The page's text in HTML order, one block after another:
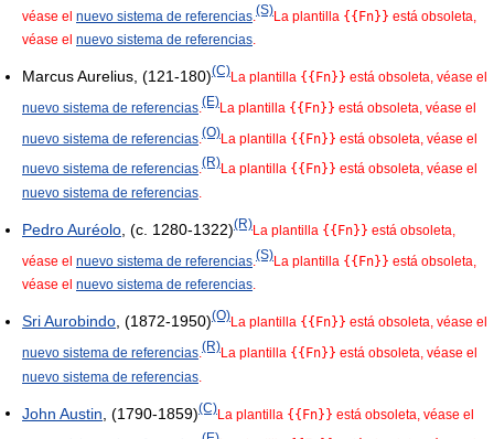
véase el nuevo sistema de referencias (S)La plantilla {{Fn}} está obsoleta,
véase el nuevo sistema de referencias.
Marcus Aurelius, (121-180)(C)La plantilla {{Fn}} está obsoleta, véase el
nuevo sistema de referencias (E)La plantilla {{Fn}} está obsoleta, véase el
nuevo sistema de referencias (O)La plantilla {{Fn}} está obsoleta, véase el
nuevo sistema de referencias.(R)La plantilla {{Fn}} está obsoleta, véase el
nuevo sistema de referencias.
Pedro Auréolo , (c. 1280-1322)(R)La plantilla {{Fn}} está obsoleta,
véase el nuevo sistema de referencias (S)La plantilla {{Fn}} está obsoleta,
véase el nuevo sistema de referencias.
Sri Aurobindo , (1872-1950)(O)La plantilla {{Fn}} está obsoleta, véase el
nuevo sistema de referencias (R)La plantilla {{Fn}} está obsoleta, véase el
nuevo sistema de referencias
John Austin , (1790-1859)(C)La plantilla {{Fn}} está obsoleta, véase el